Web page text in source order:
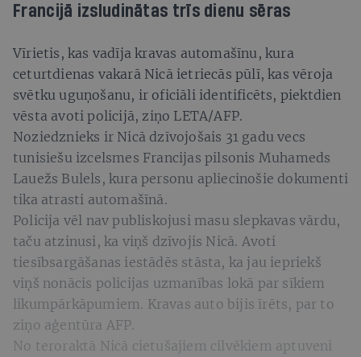
Francijā izsludinātas trīs dienu sēras
Vīrietis, kas vadīja kravas automašīnu, kura
ceturtdienas vakarā Nicā ietriecās pūlī, kas vēroja
svētku uguņošanu, ir oficiāli identificēts, piektdien
vēsta avoti policijā, ziņo LETA/AFP.
Noziedznieks ir Nicā dzīvojošais 31 gadu vecs
tunisiešu izcelsmes Francijas pilsonis Muhameds
Lauežs Bulels, kura personu apliecinošie dokumenti
tika atrasti automašīnā.
Policija vēl nav publiskojusi masu slepkavas vārdu,
taču atzinusi, ka viņš dzīvojis Nicā. Avoti
tiesībsargāšanas iestādēs stāsta, ka jau iepriekš
viņš nonācis policijas uzmanības lokā par sīkiem
likumpārkāpumiem. Kravas auto bijis īrēts, par to
ziņo aģentūra AFP.
No teroraktā Nicā cietušajiem cilvēkiem aptuveni